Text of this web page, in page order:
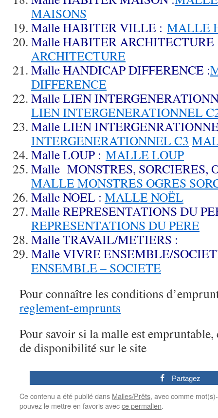
MAISONS
Malle HABITER VILLE : MALLE
Malle HABITER
ARCHITECTURE
Malle HANDICAP DIFFERENCE :
DIFFERENCE
Malle LIEN
LIEN INTERGENERATIONNEL
Malle LIEN
INTERGENERATIONNEL C3
Malle LOUP : MALLE LOUP
Malle MONSTRES, SORCIERES,
MALLE MONSTRES OGRES
Malle NOEL : MALLE NOËL
Malle REPRESENTATIONS DU
REPRESENTATIONS DU PERE
Malle TRAVAIL/METIERS :
Malle VIVRE ENSEMBLE/
ENSEMBLE – SOCIETE
Pour connaître les conditions
reglement-emprunts
Pour savoir si la malle est
de disponibilité sur le site
Partagez
Ce contenu a été publié dans Malles/Prêts, avec comme
pouvez le mettre en favoris avecce permalien.